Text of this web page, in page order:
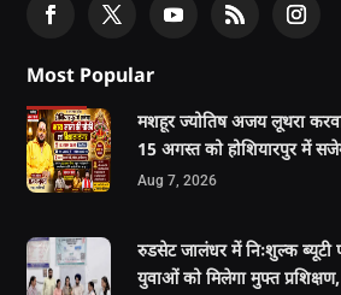
Most Popular
मशहूर ज्योतिष अजय लूथरा
15 अगस्त को होशियारपुर में
Aug 7, 2026
रुडसेट जालंधर में निःशुल्क ब्यूटी
युवाओं को मिलेगा मुफ्त